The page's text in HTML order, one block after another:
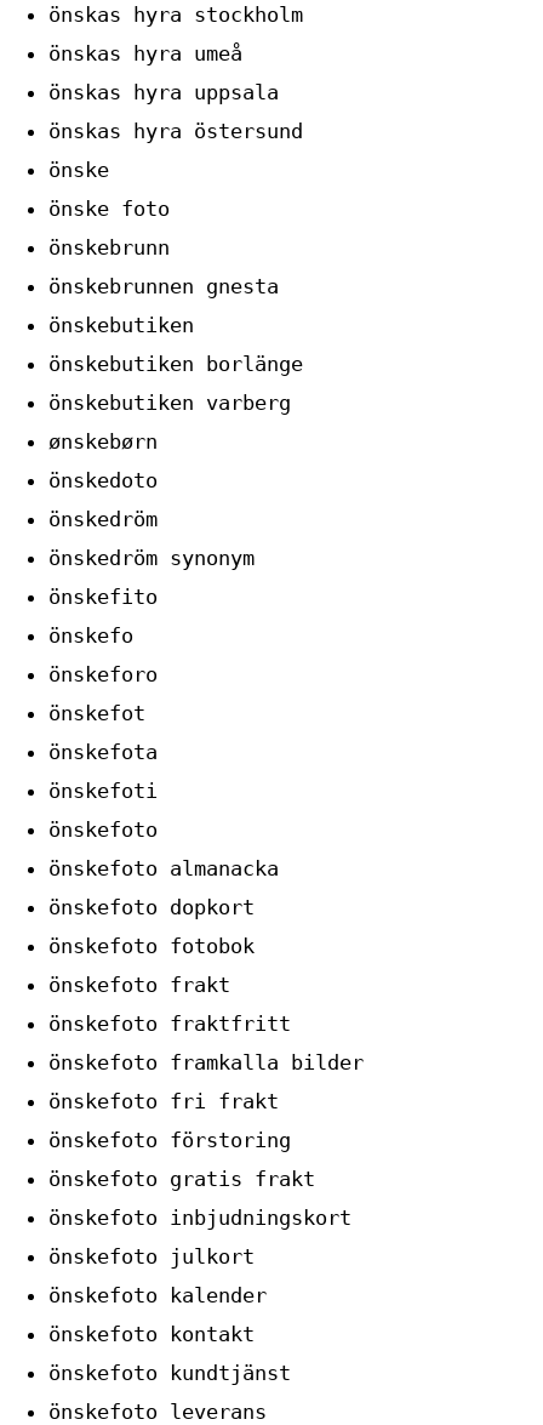
önskas hyra stockholm
önskas hyra umeå
önskas hyra uppsala
önskas hyra östersund
önske
önske foto
önskebrunn
önskebrunnen gnesta
önskebutiken
önskebutiken borlänge
önskebutiken varberg
ønskebørn
önskedoto
önskedröm
önskedröm synonym
önskefito
önskefo
önskeforo
önskefot
önskefota
önskefoti
önskefoto
önskefoto almanacka
önskefoto dopkort
önskefoto fotobok
önskefoto frakt
önskefoto fraktfritt
önskefoto framkalla bilder
önskefoto fri frakt
önskefoto förstoring
önskefoto gratis frakt
önskefoto inbjudningskort
önskefoto julkort
önskefoto kalender
önskefoto kontakt
önskefoto kundtjänst
önskefoto leverans